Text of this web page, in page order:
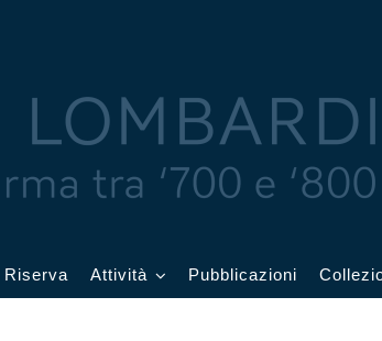
Riserva Attività Pubblicazioni